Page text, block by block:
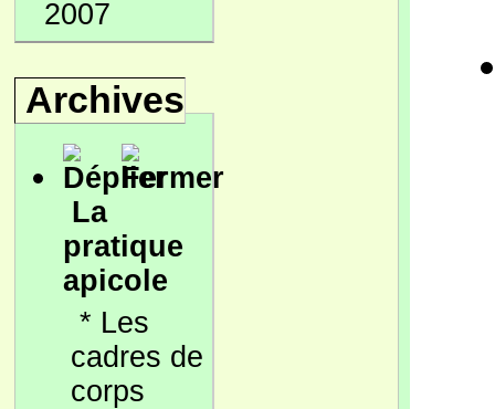
2007
Archives
La
pratique
apicole
* Les
cadres de
corps